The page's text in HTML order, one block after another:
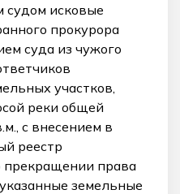
судом исковые
прокурора
суда из чужого
участков,
реки общей
с внесением в
реестр
прекращении права
земельные